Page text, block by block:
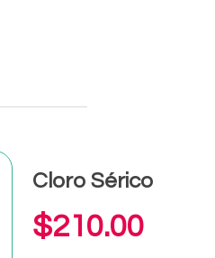
Cloro Sérico
$210.00